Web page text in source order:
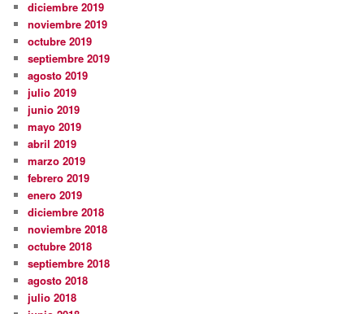
diciembre 2019
noviembre 2019
octubre 2019
septiembre 2019
agosto 2019
julio 2019
junio 2019
mayo 2019
abril 2019
marzo 2019
febrero 2019
enero 2019
diciembre 2018
noviembre 2018
octubre 2018
septiembre 2018
agosto 2018
julio 2018